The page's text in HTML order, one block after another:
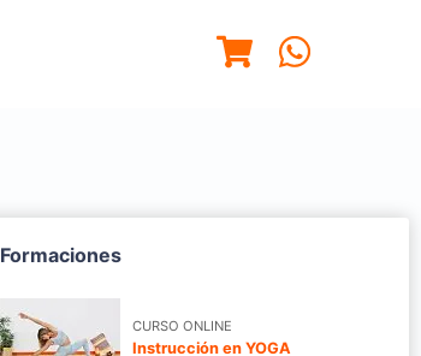
Formaciones
CURSO ONLINE
Instrucción en YOGA